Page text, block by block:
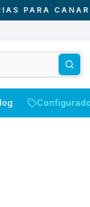
CANARIAS